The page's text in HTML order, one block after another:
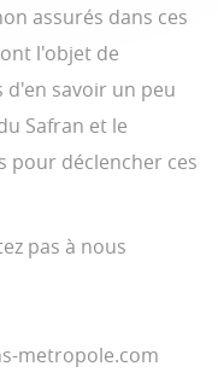
assurés dans ces
l'objet de
savoir un peu
Safran et le
pour déclencher ces
pas à nous
metropole.com